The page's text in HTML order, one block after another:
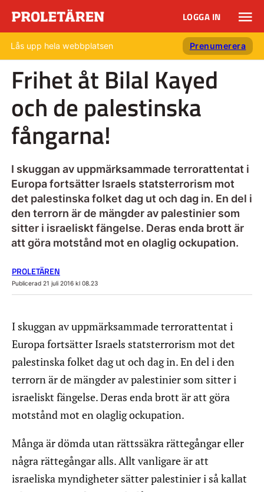
LOGGA IN
Lås upp hela webbplatsen Prenumerera
Frihet åt Bilal Kayed
och de palestinska
fångarna!
I skuggan av uppmärksammade terrorattentat i
Europa fortsätter Israels statsterrorism mot
det palestinska folket dag ut och dag in. En del i
den terrorn är de mängder av palestinier som
sitter i israeliskt fängelse. Deras enda brott är
att göra motstånd mot en olaglig ockupation.
PROLETÄREN
Publicerad 21 juli 2016 kl 08.23
I skuggan av uppmärksammade terrorattentat i
Europa fortsätter Israels statsterrorism mot det
palestinska folket dag ut och dag in. En del i den
terrorn är de mängder av palestinier som sitter i
israeliskt fängelse. Deras enda brott är att göra
motstånd mot en olaglig ockupation.
Många är dömda utan rättssäkra rättegångar eller
några rättegångar alls. Allt vanligare är att
israeliska myndigheter sätter palestinier i så kallat